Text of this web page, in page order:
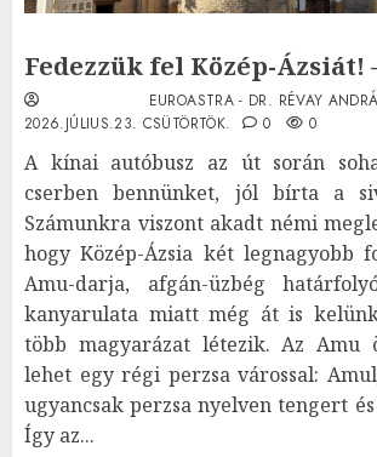
Fedezzük fel Közép-Ázsiát!
EUROASTRA - DR. RÉVAY
2026.JÚLIUS.23. CSÜTÖRTÖK.
0 0
A kínai autóbusz az út során
cserben bennünket, jól bírta a
Számunkra viszont akadt némi
hogy Közép-Ázsia két legnagyobb
Amu-darja, afgán-üzbég
kanyarulata miatt még át is
több magyarázat létezik. Az Amu
lehet egy régi perzsa várossal:
ugyancsak perzsa nyelven tengert
Így az...